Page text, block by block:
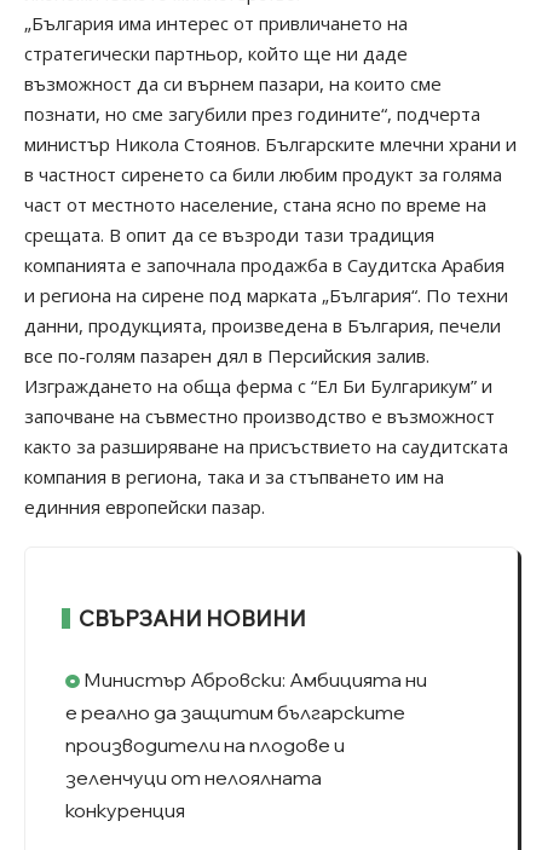
„България има интерес от привличането на
стратегически партньор, който ще ни даде
възможност да си върнем пазари, на които сме
познати, но сме загубили през годините“, подчерта
министър Никола Стоянов. Българските млечни храни и
в частност сиренето са били любим продукт за голяма
част от местното население, стана ясно по време на
срещата. В опит да се възроди тази традиция
компанията е започнала продажба в Саудитска Арабия
и региона на сирене под марката „България“. По техни
данни, продукцията, произведена в България, печели
все по-голям пазарен дял в Персийския залив.
Изграждането на обща ферма с “Ел Би Булгарикум” и
започване на съвместно производство е възможност
както за разширяване на присъствието на саудитската
компания в региона, така и за стъпването им на
единния европейски пазар.
СВЪРЗАНИ НОВИНИ
Министър Абровски: Амбицията ни
е реално да защитим българските
производители на плодове и
зеленчуци от нелоялната
конкуренция